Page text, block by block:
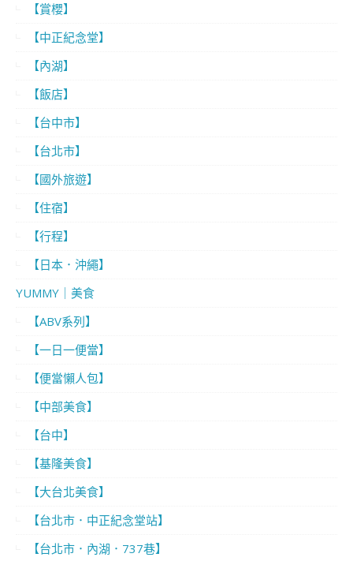
【賞櫻】
【中正紀念堂】
【內湖】
【飯店】
【台中市】
【台北市】
【國外旅遊】
【住宿】
【行程】
【日本．沖繩】
YUMMY｜美食
【ABV系列】
【一日一便當】
【便當懶人包】
【中部美食】
【台中】
【基隆美食】
【大台北美食】
【台北市．中正紀念堂站】
【台北市．內湖．737巷】